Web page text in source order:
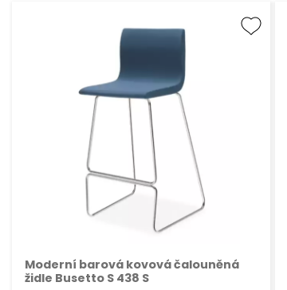
Moderní barová kovová čalouněná
židle Busetto S 438 S